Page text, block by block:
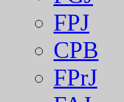
FPJ
CPB
FPrJ